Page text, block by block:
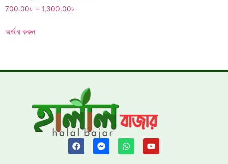
700.00৳ – 1,300.00৳
অর্ডার করুন